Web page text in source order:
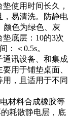
使用时间长久，
，易清洗。防静电
颜色为绿色、灰
底层：10的3次
：＜0.5s。
通讯设备、和集成
用于铺垫桌面、
，且适用于不同
材料合成橡胶等
耗散静电层，底